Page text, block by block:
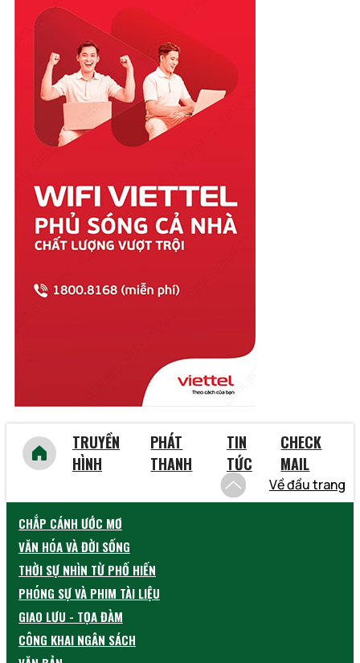
Quảng Ngãi
Quảng Ninh
Quảng Trị
Sóc Trăng
Sơn La
Tây Ninh
Thái Bình
Thái Nguyên
Thừa Thiên Huế
Tiền Giang
Trà Vinh
Tuyên Quang
Vĩnh Phúc
Vũng Tàu
TRUYỀN
HÌNH
PHÁT
THANH
TIN
TỨC
CHECK
MAIL
Về đầu trang
CHẮP CÁNH ƯỚC MƠ
VĂN HÓA VÀ ĐỜI SỐNG
THỜI SỰ NHÌN TỪ PHỐ HIẾN
PHÓNG SỰ VÀ PHIM TÀI LIỆU
GIAO LƯU - TỌA ĐÀM
CÔNG KHAI NGÂN SÁCH